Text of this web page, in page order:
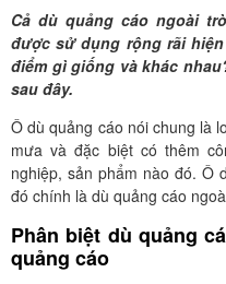
Cả dù quảng cáo ngoài
được sử dụng rộng rãi
điểm gì giống và khác
sau đây.
Ô dù quảng cáo nói chung là
mưa và đặc biệt có thêm
nghiệp, sản phẩm nào đó. Ô
đó chính là dù quảng cáo
Phân biệt dù quảng
quảng cáo